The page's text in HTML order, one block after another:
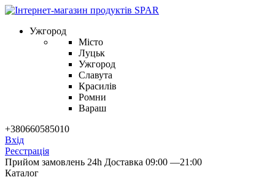
Ужгород
Місто
Луцьк
Ужгород
Славута
Красилів
Ромни
Вараш
+380660585010
Вхід
Реєстрація
Прийом замовлень 24h Доставка 09:00 —21:00
Каталог